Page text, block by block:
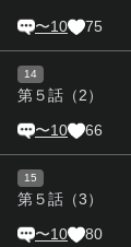
〜10
75
14
第５話（2）
〜10
66
15
第５話（3）
〜10
80